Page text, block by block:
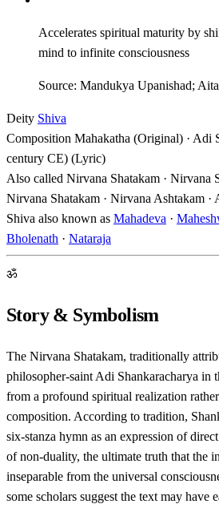
Accelerates spiritual maturity by
mind to infinite consciousness
Source: Mandukya Upanishad;
Deity Shiva
Composition Mahakatha (Original) · Adi
century CE) (Lyric)
Also called Nirvana Shatakam · Nirvana
Nirvana Shatakam · Nirvana Ashtakam ·
Shiva also known as Mahadeva ·
Bholenath · Nataraja
ॐ
Story & Symbolism
The Nirvana Shatakam, traditionally
philosopher-saint Adi Shankaracharya in
from a profound spiritual realization
composition. According to tradition,
six-stanza hymn as an expression of
of non-duality, the ultimate truth that the
inseparable from the universal
some scholars suggest the text may have